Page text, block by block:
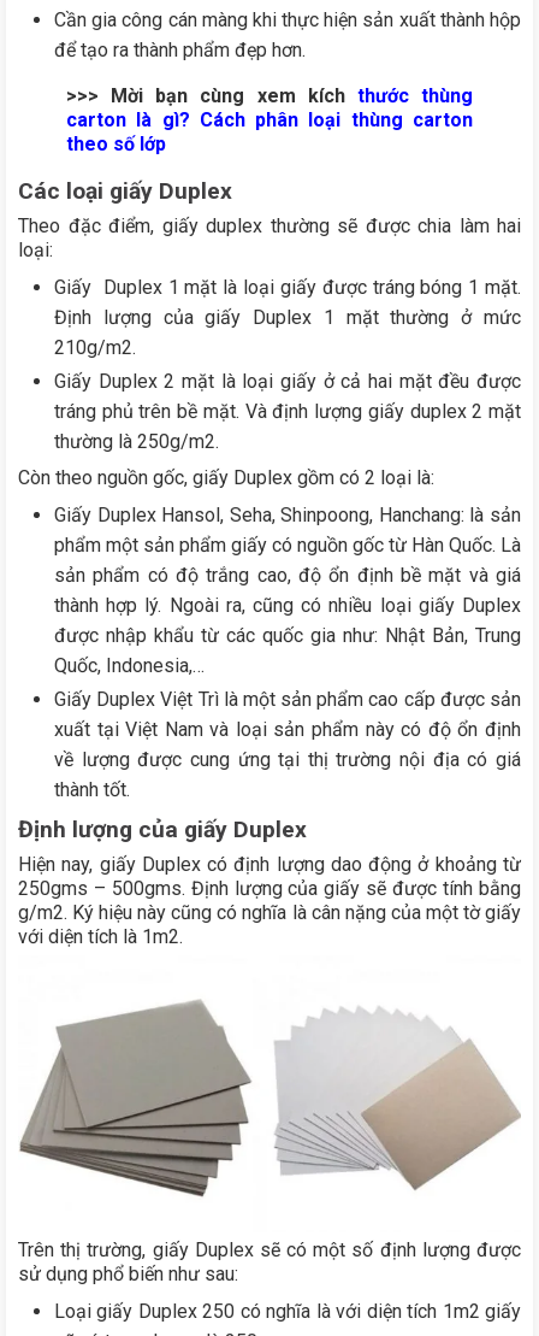
Cần gia công cán màng khi thực hiện sản xuất thành hộp
để tạo ra thành phẩm đẹp hơn.
>>> Mời bạn cùng xem kích thước thùng
carton là gì? Cách phân loại thùng carton
theo số lớp
Các loại giấy Duplex
Theo đặc điểm, giấy duplex thường sẽ được chia làm hai
loại:
Giấy Duplex 1 mặt là loại giấy được tráng bóng 1 mặt.
Định lượng của giấy Duplex 1 mặt thường ở mức
210g/m2.
Giấy Duplex 2 mặt là loại giấy ở cả hai mặt đều được
tráng phủ trên bề mặt. Và định lượng giấy duplex 2 mặt
thường là 250g/m2.
Còn theo nguồn gốc, giấy Duplex gồm có 2 loại là:
Giấy Duplex Hansol, Seha, Shinpoong, Hanchang: là sản
phẩm một sản phẩm giấy có nguồn gốc từ Hàn Quốc. Là
sản phẩm có độ trắng cao, độ ổn định bề mặt và giá
thành hợp lý. Ngoài ra, cũng có nhiều loại giấy Duplex
được nhập khẩu từ các quốc gia như: Nhật Bản, Trung
Quốc, Indonesia,…
Giấy Duplex Việt Trì là một sản phẩm cao cấp được sản
xuất tại Việt Nam và loại sản phẩm này có độ ổn định
về lượng được cung ứng tại thị trường nội địa có giá
thành tốt.
Định lượng của giấy Duplex
Hiện nay, giấy Duplex có định lượng dao động ở khoảng từ
250gms – 500gms. Định lượng của giấy sẽ được tính bằng
g/m2. Ký hiệu này cũng có nghĩa là cân nặng của một tờ giấy
với diện tích là 1m2.
Trên thị trường, giấy Duplex sẽ có một số định lượng được
sử dụng phổ biến như sau:
Loại giấy Duplex 250 có nghĩa là với diện tích 1m2 giấy